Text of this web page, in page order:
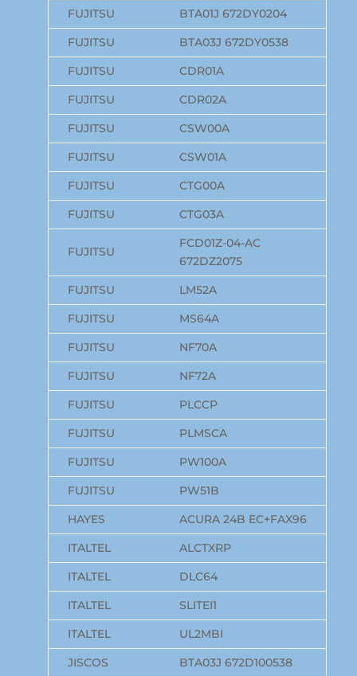
FUJITSU
BTA01J 672DY0204
FUJITSU
BTA03J 672DY0538
FUJITSU
CDR01A
FUJITSU
CDR02A
FUJITSU
CSW00A
FUJITSU
CSW01A
FUJITSU
CTG00A
FUJITSU
CTG03A
FUJITSU
FCD01Z-04-AC
672DZ2075
FUJITSU
LM52A
FUJITSU
MS64A
FUJITSU
NF70A
FUJITSU
NF72A
FUJITSU
PLCCP
FUJITSU
PLMSCA
FUJITSU
PW100A
FUJITSU
PW51B
HAYES
ACURA 24B EC+FAX96
ITALTEL
ALCTXRP
ITALTEL
DLC64
ITALTEL
SLITEI1
ITALTEL
UL2MBI
JISCOS
BTA03J 672D100538